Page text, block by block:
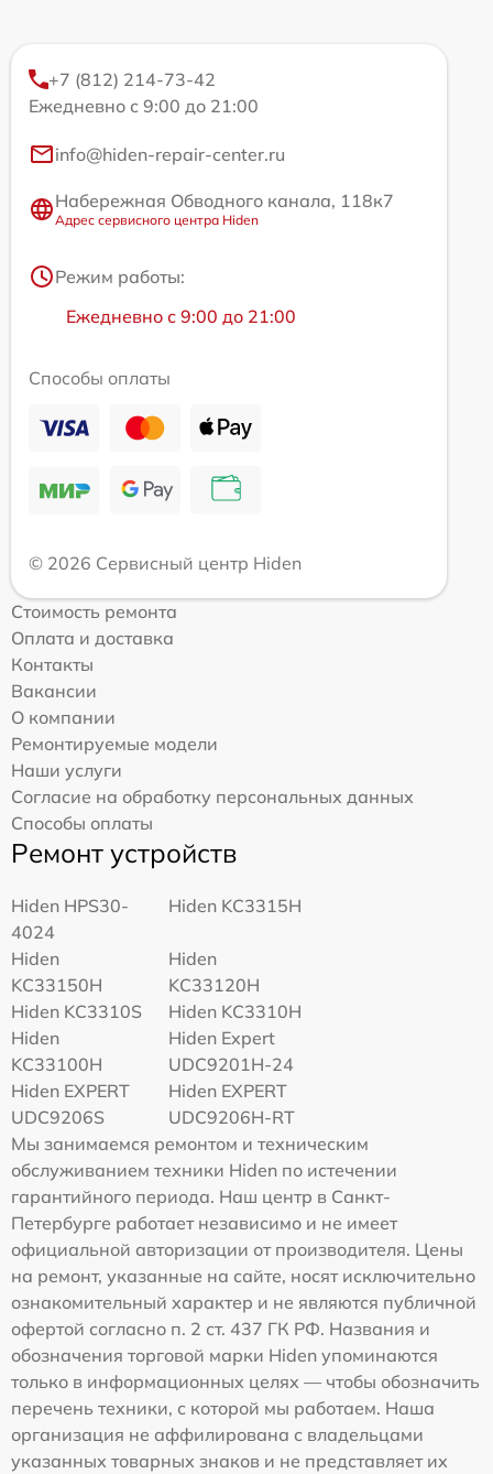
+7 (812) 214-73-42
Ежедневно с 9:00 до 21:00
info@hiden-repair-center.ru
Набережная Обводного канала, 118к7
Адрес сервисного центра Hiden
Режим работы:
Ежедневно с 9:00 до 21:00
Способы оплаты
© 2026 Сервисный центр Hiden
Стоимость ремонта
Оплата и доставка
Контакты
Вакансии
О компании
Ремонтируемые модели
Наши услуги
Согласие на обработку персональных данных
Способы оплаты
Ремонт устройств
Hiden HPS30-
4024
Hiden KC3315H
Hiden
KC33150H
Hiden
KC33120H
Hiden KC3310S
Hiden KC3310H
Hiden
KC33100H
Hiden Expert
UDC9201H-24
Hiden EXPERT
UDC9206S
Hiden EXPERT
UDC9206H-RT
Мы занимаемся ремонтом и техническим
обслуживанием техники Hiden по истечении
гарантийного периода. Наш центр в Санкт-
Петербурге работает независимо и не имеет
официальной авторизации от производителя. Цены
на ремонт, указанные на сайте, носят исключительно
ознакомительный характер и не являются публичной
офертой согласно п. 2 ст. 437 ГК РФ. Названия и
обозначения торговой марки Hiden упоминаются
только в информационных целях — чтобы обозначить
перечень техники, с которой мы работаем. Наша
организация не аффилирована с владельцами
указанных товарных знаков и не представляет их